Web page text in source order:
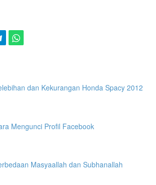
dan Kekurangan Honda Spacy 2012
Mengunci Profil Facebook
Masyaallah dan Subhanallah